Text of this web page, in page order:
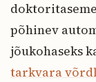
põhinev
jõukohaseks
tarkvara